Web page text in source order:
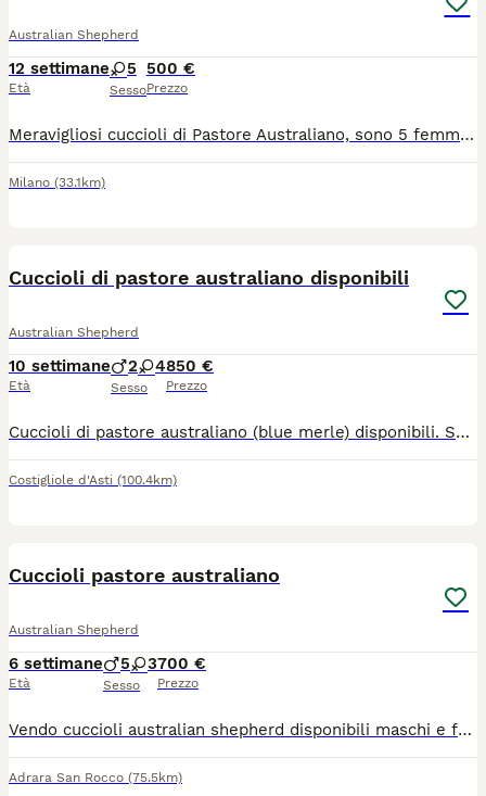
Australian Shepherd
12 settimane
Età
5
Sesso
500 €
Prezzo
Meravigliosi cuccioli di Pastore Australiano, sono 5 femminucce nate il 14 maggio. Hanno un carattere molto dolce e affettuoso, sono socievoli e giocherellone, già pronte per una nuova famiglia. Vengono cedute con libretto sanitario, primo vaccino, microchip, ciclo completo di sverminazioni e si può avere anche il pedigree. I genitori sono testati per displasia anche e gomiti con risultati visibili sui pedigrèe. La richiesta è E. 500 per le cucciole black tricolor e 800 per la cucciola blue merle. Potete contattarmi su whatsapp o chiamata al 3519139277 per maggiori informazioni
Milano (33.1km)
Cuccioli di pastore australiano disponibili
Australian Shepherd
10 settimane
Età
2 4
Sesso
850 €
Prezzo
Cuccioli di pastore australiano (blue merle) disponibili. Sono nati il 26/05 e saranno disponibili a fine luglio con pedigree,vaccino,microchip e visita veterinaria. Sono 4 femmine e 2 maschi...tutti blue merle. Per info contattatemi.
Costigliole d'Asti (100.4km)
Cuccioli pastore australiano
Australian Shepherd
6 settimane
Età
5 3
Sesso
700 €
Prezzo
Vendo cuccioli australian shepherd disponibili maschi e femmine Blacktricolor(700)BLEUMERLE (1000) Cuccioli nati il 29 giugno, presentabili per consegna fine agosto visibili con padre e madre. Verranno consegnati muniti di regolare libretto sanitario, 3 vaccini e pedigree ENCI..per qualsiasi informazione contattare preferibilmente WhatsApp
Adrara San Rocco (75.5km)